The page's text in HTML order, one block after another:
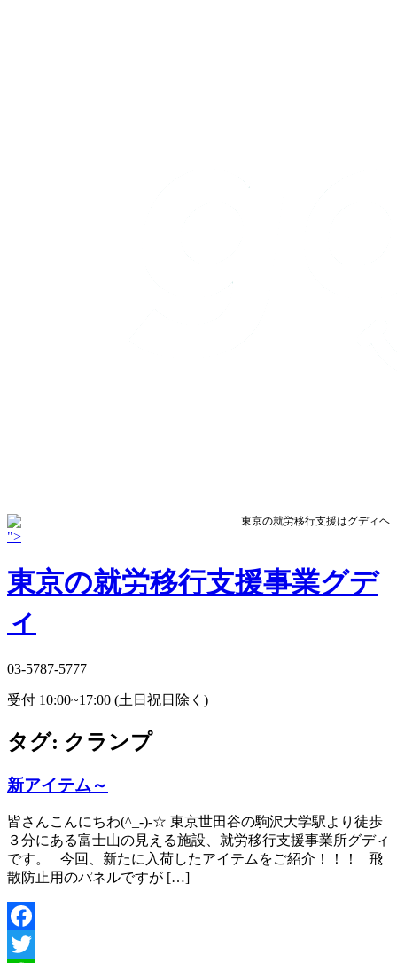
東京の就労移行支援はグディヘ
">
東京の就労移行支援事業グデ
ィ
03-5787-5777
受付 10:00~17:00 (土日祝日除く)
タグ: クランプ
新アイテム～
皆さんこんにちわ(^_-)-☆ 東京世田谷の駒沢大学駅より徒歩
３分にある富士山の見える施設、就労移行支援事業所グディ
です。 今回、新たに入荷したアイテムをご紹介！！！ 飛
散防止用のパネルですが […]
Facebook